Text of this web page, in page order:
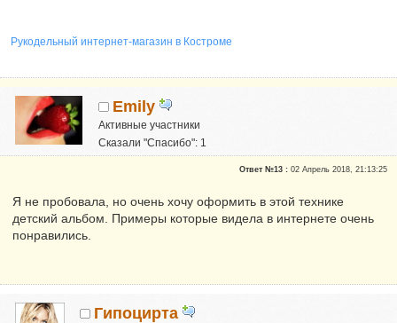
Рукодельный интернет-магазин в Костроме
Emily
Активные участники
Сказали "Спасибо": 1
Ответ №13 :02 Апрель 2018, 21:13:25
Я не пробовала, но очень хочу оформить в этой технике
детский альбом. Примеры которые видела в интернете очень
понравились.
Гипоцирта